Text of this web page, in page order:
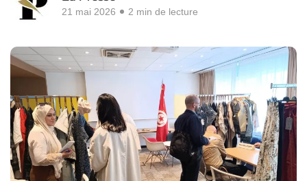
21 mai 2026 2 min de lecture